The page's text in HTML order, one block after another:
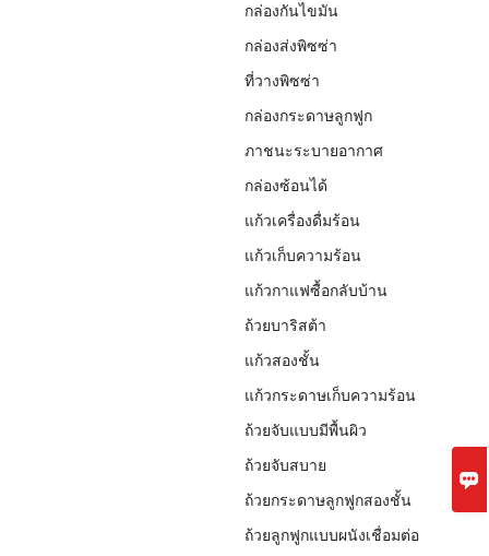

กล่องกันไขมัน
กล่องส่งพิซซ่า
ที่วางพิซซ่า
กล่องกระดาษลูกฟูก
ภาชนะระบายอากาศ
กล่องซ้อนได้
แก้วเครื่องดื่มร้อน
แก้วเก็บความร้อน
แก้วกาแฟซื้อกลับบ้าน
ถ้วยบาริสต้า
แก้วสองชั้น
แก้วกระดาษเก็บความร้อน
ถ้วยจับแบบมีพื้นผิว
ถ้วยจับสบาย
ถ้วยกระดาษลูกฟูกสองชั้น
ถ้วยลูกฟูกแบบผนังเชื่อมต่อ